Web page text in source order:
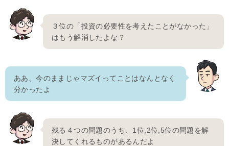
３位の「投資の必要性を考えたことがなかった」
はもう解消したよな？
ああ、今のままじゃマズイってことはなんとなく
分かったよ
残る４つの問題のうち、1位,2位,5位の問題を解
決してくれるものがあるんだよ